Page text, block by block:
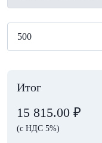
Итог
15 815.00 ₽
(с НДС 5%)